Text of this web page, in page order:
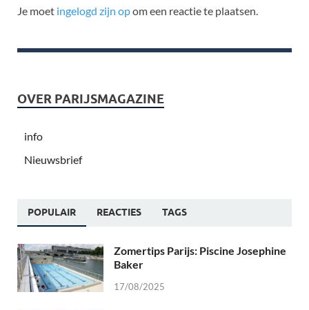
Je moet ingelogd zijn opom een reactie te plaatsen.
OVER PARIJSMAGAZINE
info
Nieuwsbrief
POPULAIR REACTIES TAGS
Zomertips Parijs: Piscine Josephine
Baker
17/08/2025